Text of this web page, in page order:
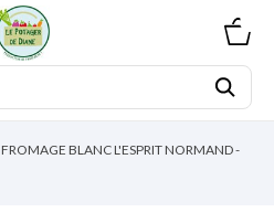
FROMAGE BLANC L'ESPRIT NORMAND -